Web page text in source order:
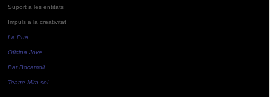
Suport a les entitats
Impuls a la creativitat
La Pua
Oficina Jove
Bar Bocamoll
Teatre Mira-sol